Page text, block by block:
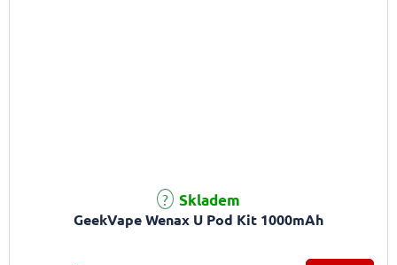
GeekVape Wenax U Pod Kit 1000mAh
Průměrné hodnocení produktu je 5,0 z 5 hvězdiček.
Skladem